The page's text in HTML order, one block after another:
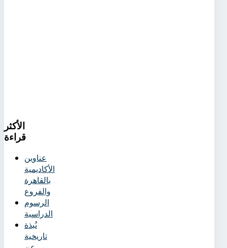
الأكثر
قراءة
عناوين
الأكاديمية
بالقاهرة
والفروع
الرسوم
الدراسية
نُبذة
تاريخية